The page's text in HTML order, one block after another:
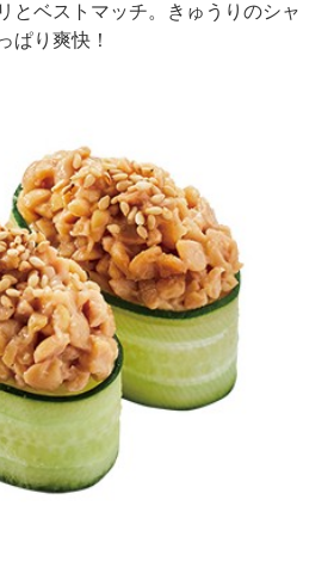
とベストマッチ。きゅうりのシャ
ぱり爽快！